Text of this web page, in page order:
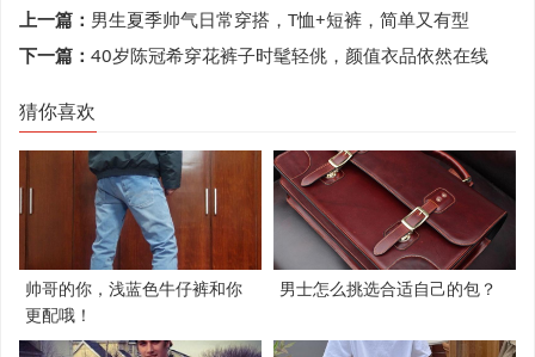
上一篇： 男生夏季帅气日常穿搭，T恤+短裤，简单又有型
下一篇： 40岁陈冠希穿花裤子时髦轻佻，颜值衣品依然在线
猜你喜欢
帅哥的你，浅蓝色牛仔裤和你
更配哦！
男士怎么挑选合适自己的包？